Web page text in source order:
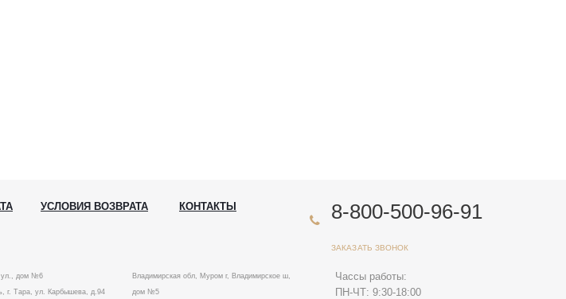
УСЛОВИЯ ВОЗВРАТА
КОНТАКТЫ
ул., дом №6
г. Тара, ул. Карбышева, д.94
Владимирская обл, Муром г, Владимирское ш,
дом №5
8-800-500-96-91
ЗАКАЗАТЬ ЗВОНОК
Чассы работы:
ПН-ЧТ: 9:30-18:00